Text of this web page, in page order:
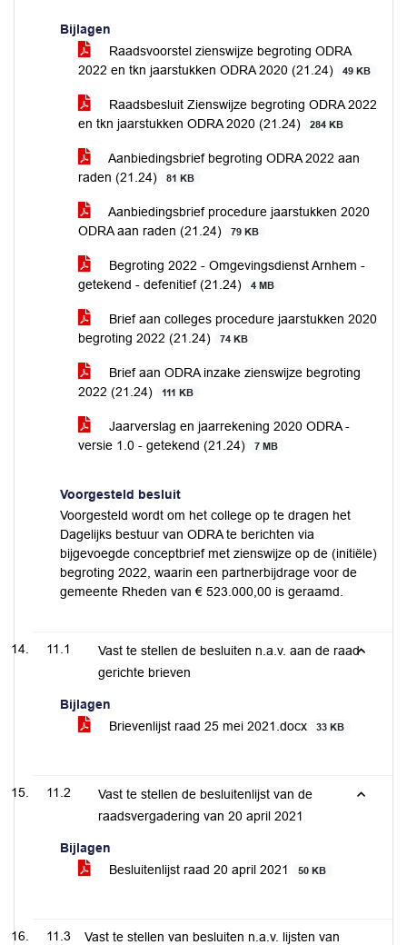
Bijlagen
Raadsvoorstel zienswijze begroting ODRA
2022 en tkn jaarstukken ODRA 2020 (21.24)
49 KB
Raadsbesluit Zienswijze begroting ODRA 2022
en tkn jaarstukken ODRA 2020 (21.24)
284 KB
Aanbiedingsbrief begroting ODRA 2022 aan
raden (21.24)
81 KB
Aanbiedingsbrief procedure jaarstukken 2020
ODRA aan raden (21.24)
79 KB
Begroting 2022 - Omgevingsdienst Arnhem -
getekend - defenitief (21.24)
4 MB
Brief aan colleges procedure jaarstukken 2020
begroting 2022 (21.24)
74 KB
Brief aan ODRA inzake zienswijze begroting
2022 (21.24)
111 KB
Jaarverslag en jaarrekening 2020 ODRA -
versie 1.0 - getekend (21.24)
7 MB
Voorgesteld besluit
Voorgesteld wordt om het college op te dragen het
Dagelijks bestuur van ODRA te berichten via
bijgevoegde conceptbrief met zienswijze op de (initiële)
begroting 2022, waarin een partnerbijdrage voor de
gemeente Rheden van € 523.000,00 is geraamd.
11.1
Vast te stellen de besluiten n.a.v. aan de raad
gerichte brieven
Bijlagen
Brievenlijst raad 25 mei 2021.docx
33 KB
11.2
Vast te stellen de besluitenlijst van de
raadsvergadering van 20 april 2021
Bijlagen
Besluitenlijst raad 20 april 2021
50 KB
11.3
Vast te stellen van besluiten n.a.v. lijsten van